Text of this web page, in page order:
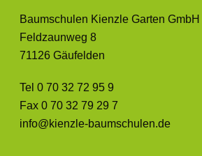
Baumschulen Kienzle Garten GmbH
Feldzaunweg 8
71126 Gäufelden
Tel 0 70 32 72 95 9
Fax 0 70 32 79 29 7
info@kienzle-baumschulen.de